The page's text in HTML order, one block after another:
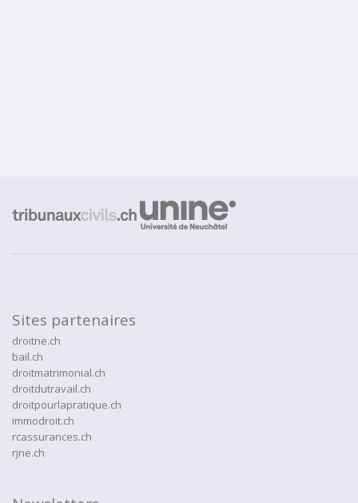
Sites partenaires
droitne.ch
bail.ch
droitmatrimonial.ch
droitdutravail.ch
droitpourlapratique.ch
immodroit.ch
rcassurances.ch
rjne.ch